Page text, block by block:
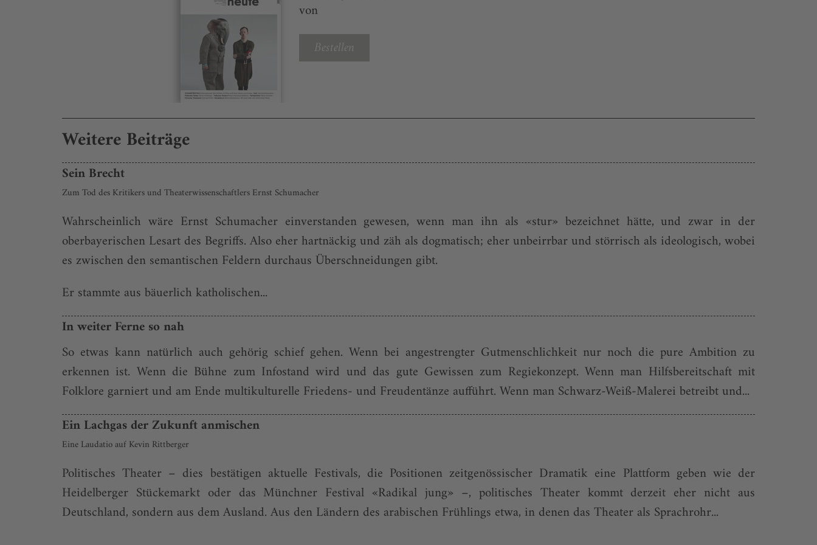
von
Bestellen
Weitere Beiträge
Sein Brecht
Zum Tod des Kritikers und Theaterwissenschaftlers Ernst Schumacher
Wahrscheinlich wäre Ernst Schumacher einverstanden gewesen, wenn man ihn als «stur» bezeichnet hätte, und zwar in der
oberbayerischen Lesart des Begriffs. Also eher hartnäckig und zäh als dogmatisch; eher unbeirrbar und störrisch als ideologisch, wobei
es zwischen den semantischen Feldern durchaus Überschneidungen gibt.
Er stammte aus bäuerlich katholischen...
In weiter Ferne so nah
So etwas kann natürlich auch gehörig schief gehen. Wenn bei angestrengter Gutmenschlichkeit nur noch die pure Ambition zu
erkennen ist. Wenn die Bühne zum Infostand wird und das gute Gewissen zum Regiekonzept. Wenn man Hilfsbereitschaft mit
Folklore garniert und am Ende multikulturelle Friedens- und Freudentänze aufführt. Wenn man Schwarz-Weiß-Malerei betreibt und...
Ein Lachgas der Zukunft anmischen
Eine Laudatio auf Kevin Rittberger
Politisches Theater – dies bestätigen aktuelle Festivals, die Positionen zeitgenössischer Dramatik eine Plattform geben wie der
Heidelberger Stückemarkt oder das Münchner Festival «Radikal jung» –, politisches Theater kommt derzeit eher nicht aus
Deutschland, sondern aus dem Ausland. Aus den Ländern des arabischen Frühlings etwa, in denen das Theater als Sprachrohr...